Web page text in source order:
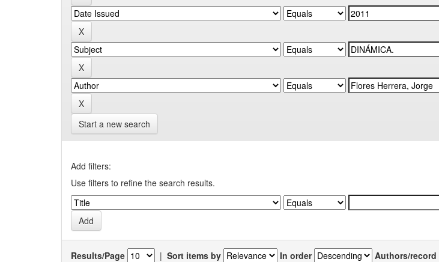
Start a new search
Add filters:
Use filters to refine the search results.
Results/Page | Sort items by In order Authors/record